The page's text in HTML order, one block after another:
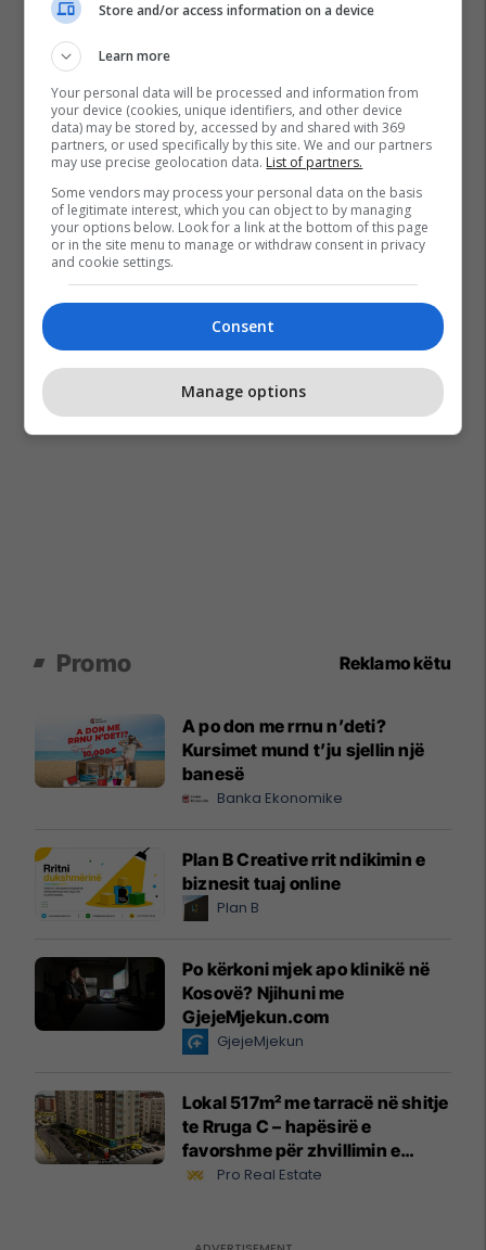
Promo Reklamo këtu
A po don me rrnu n’deti?
Kursimet mund t’ju sjellin një
banesë
Banka Ekonomike
Plan B Creative rrit ndikimin e
biznesit tuaj online
Plan B
Po kërkoni mjek apo klinikë në
Kosovë? Njihuni me
GjejeMjekun.com
GjejeMjekun
Lokal 517m² me tarracë në shitje
te Rruga C – hapësirë e
favorshme për zhvillimin e
biznesit #15796
Pro Real Estate
Store and/or access information on a device
Learn more
Your personal data will be processed and information from
your device (cookies, unique identifiers, and other device
data) may be stored by, accessed by and shared with 369
partners, or used specifically by this site. We and our partners
may use precise geolocation data. List of partners.
Some vendors may process your personal data on the basis
of legitimate interest, which you can object to by managing
your options below. Look for a link at the bottom of this page
or in the site menu to manage or withdraw consent in privacy
and cookie settings.
Consent
Manage options